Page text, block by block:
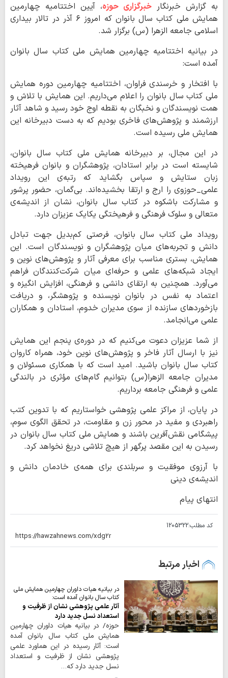
به گزارش خبرنگارخبرگزاری حوزه، آیین اختتامیه چهارمین
همایش ملی کتاب سال بانوان که امروز ۶ آذر در تالار بیداری
اسلامی جامعه الزهرا (س) برگزار شد.
در بیانیه اختتامیه چهارمین همایش ملی کتاب سال بانوان
آمده است:
با افتخار و خرسندی فراوان، اختتامیه چهارمین دوره همایش
ملی کتاب سال بانوان را اعلام می‌داریم. این همایش با تلاش و
همت نویسندگان و نخبگان به نقطه اوج خود رسید و شاهد آثار
ارزشمند و پژوهش‌های فاخری بودیم که به دست دبیرخانه این
همایش ملی رسیده است.
در این مجال، بر دبیرخانه همایش ملی کتاب سال بانوان،
شایسته است در برابر استادان، پژوهشگران و بانوان فرهیخته
زبان ستایش و سپاس بگشاید که رتبه‌ی این رویداد
علمی_حوزوی را ارج و ارتقا بخشیده‌اند. بی‌گمان، حضور پرشور
و مشارکت باشکوه در کتاب سال بانوان، نشان از اندیشه‌ی
متعالی و سلوک فرهنگی و فرهیختگی یکایک عزیزان دارد.
رویداد ملی کتاب سال بانوان، فرصتی کم‌بدیل جهت تبادل
دانش و تجربه‌های میان پژوهشگران و نویسندگان است. این
همایش، بستری مناسب برای معرفی آثار و پژوهش‌های نوین و
ایجاد شبکه‌های علمی و حرفه‌ای میان شرکت‌کنندگان فراهم
می‌آورد. همچنین به ارتقای دانشی و فرهنگی، افزایش انگیزه و
اعتماد به نفس در بانوان نویسنده و پژوهشگر، و دریافت
بازخوردهای سازنده از سوی مدیران خدوم، استادان و همکاران
علمی می‌انجامد.
از شما عزیزان دعوت می‌کنیم که در دوره‌ی پنجم این همایش
نیز با ارسال آثار فاخر و پژوهش‌های نوین خود، همراه کاروان
کتاب سال بانوان باشید. امید است که با همکاری مسئولان و
مدیران جامعه الزهرا(س) بتوانیم گام‌های مؤثری در بالندگی‌
علمی و فرهنگی جامعه برداریم.
در پایان، از مراکز علمی پژوهشی خواستاریم که با تدوین کتب
راهبردی و مفید در محور زن و مقاومت، در تحقق الگوی سوم،
پیشگامی نقش‌آفرین باشند و همایش ملی کتاب سال بانوان در
رسیدن به این مقصد پرگهر از هیچ تلاشی دریغ نخواهد کرد.
با آرزوی موفقیت و سربلندی برای همه‌ی خادمان دانش و
اندیشه‌ی دینی
انتهای پیام
کد مطلب:1205322
اخبار مرتبط
در بیانیه هیات داوران‌ چهارمین همایش ملی
کتاب سال بانوان آمده است:
آثار علمی پژوهشی نشان از ظرفیت و
استعداد نسل جدید دارد
حوزه/ در بیانیه هیات داوران‌ چهارمین
همایش ملی کتاب سال بانوان آمده
است: آثار رسیده در این هماورد علمی
پژوهشی نشان از ظرفیت و استعداد
نسل جدید دارد که…